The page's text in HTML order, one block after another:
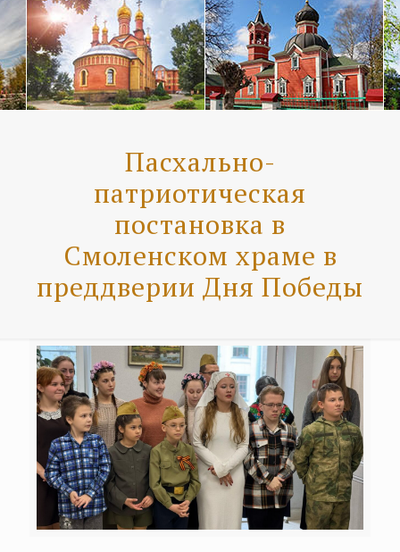
Пасхально-
патриотическая
постановка в
Смоленском храме в
преддверии Дня Победы